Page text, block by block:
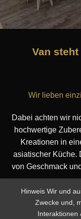
Van
Wir lieben
Dabei achten wir
hochwertige
Kreationen in
asiatischer Küche.
von Geschmack
Aus diesem Grund
aber auch dem
und erweiterten
Hinweis Wir und
Zwecke und,
Interaktionen